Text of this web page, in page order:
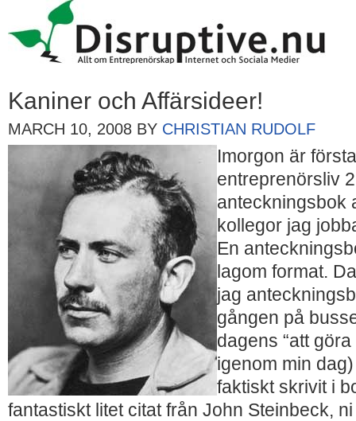
Kaniner och Affärsideer!
MARCH 10, 2008 BY CHRISTIAN RUDOLF
Imorgon är
entreprenörsliv
anteckningsbok
kollegor jag
En
lagom format.
jag
gången på
dagens “att
igenom min
faktiskt skrivit i
fantastiskt litet citat från John Steinbeck,